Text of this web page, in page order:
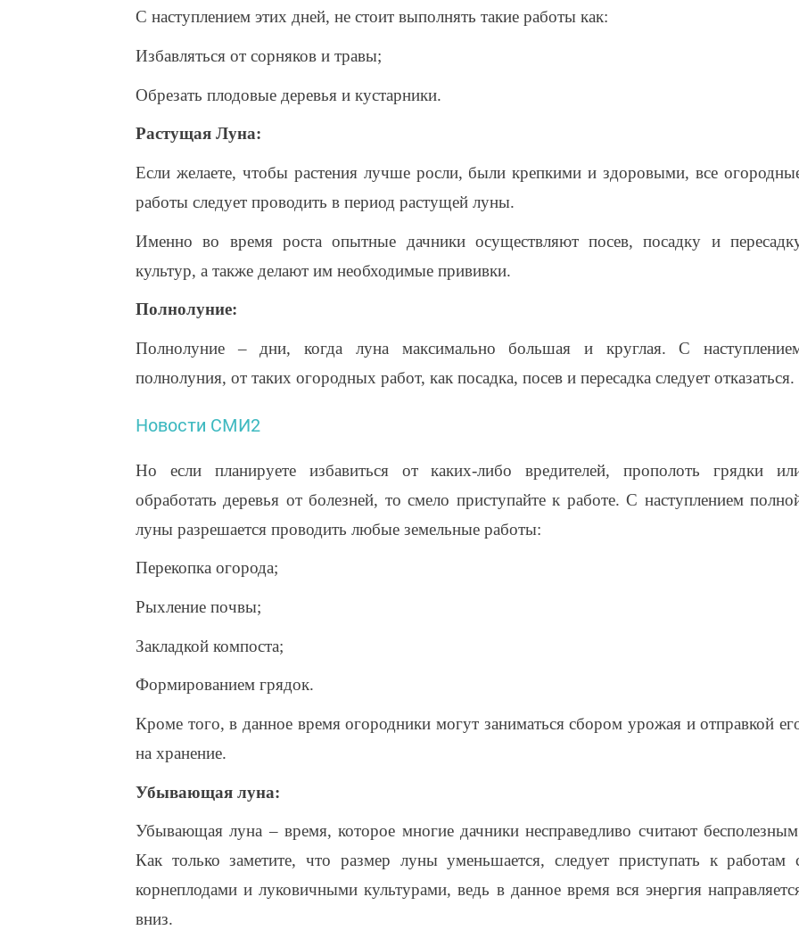
С наступлением этих дней, не стоит выполнять такие работы как:
Избавляться от сорняков и травы;
Обрезать плодовые деревья и кустарники.
Растущая Луна:
Если желаете, чтобы растения лучше росли, были крепкими и здоровыми, все
работы следует проводить в период растущей луны.
Именно во время роста опытные дачники осуществляют посев, посадку и
культур, а также делают им необходимые прививки.
Полнолуние:
Полнолуние – дни, когда луна максимально большая и круглая. С
полнолуния, от таких огородных работ, как посадка, посев и пересадка следует отказаться.
Новости СМИ2
Но если планируете избавиться от каких-либо вредителей, прополоть грядки
обработать деревья от болезней, то смело приступайте к работе. С наступлением
луны разрешается проводить любые земельные работы:
Перекопка огорода;
Рыхление почвы;
Закладкой компоста;
Формированием грядок.
Кроме того, в данное время огородники могут заниматься сбором урожая и отправкой
на хранение.
Убывающая луна:
Убывающая луна – время, которое многие дачники несправедливо считают
Как только заметите, что размер луны уменьшается, следует приступать к работам
корнеплодами и луковичными культурами, ведь в данное время вся энергия
вниз.